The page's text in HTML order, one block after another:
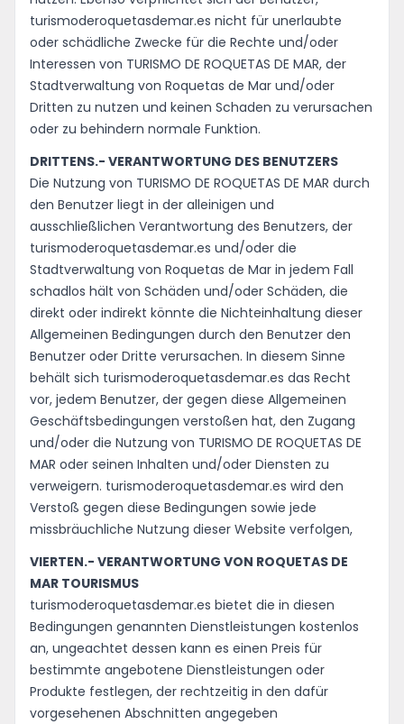
turismoderoquetasdemar.es nicht für unerlaubte
oder schädliche Zwecke für die Rechte und/oder
Interessen von TURISMO DE ROQUETAS DE MAR, der
Stadtverwaltung von Roquetas de Mar und/oder
Dritten zu nutzen und keinen Schaden zu verursachen
oder zu behindern normale Funktion.
DRITTENS.- VERANTWORTUNG DES BENUTZERS
Die Nutzung von TURISMO DE ROQUETAS DE MAR durch
den Benutzer liegt in der alleinigen und
ausschließlichen Verantwortung des Benutzers, der
turismoderoquetasdemar.es und/oder die
Stadtverwaltung von Roquetas de Mar in jedem Fall
schadlos hält von Schäden und/oder Schäden, die
direkt oder indirekt könnte die Nichteinhaltung dieser
Allgemeinen Bedingungen durch den Benutzer den
Benutzer oder Dritte verursachen. In diesem Sinne
behält sich turismoderoquetasdemar.es das Recht
vor, jedem Benutzer, der gegen diese Allgemeinen
Geschäftsbedingungen verstoßen hat, den Zugang
und/oder die Nutzung von TURISMO DE ROQUETAS DE
MAR oder seinen Inhalten und/oder Diensten zu
verweigern. turismoderoquetasdemar.es wird den
Verstoß gegen diese Bedingungen sowie jede
missbräuchliche Nutzung dieser Website verfolgen,
VIERTEN.- VERANTWORTUNG VON ROQUETAS DE
MAR TOURISMUS
turismoderoquetasdemar.es bietet die in diesen
Bedingungen genannten Dienstleistungen kostenlos
an, ungeachtet dessen kann es einen Preis für
bestimmte angebotene Dienstleistungen oder
Produkte festlegen, der rechtzeitig in den dafür
vorgesehenen Abschnitten angegeben